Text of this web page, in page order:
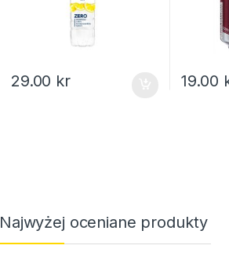
29.00 kr 19.00
Najwyżej oceniane produkty